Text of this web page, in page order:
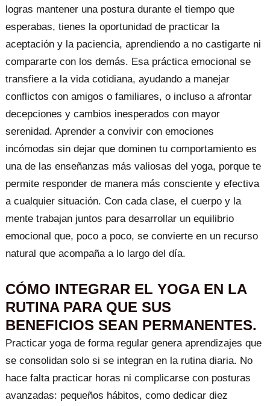
logras mantener una postura durante el tiempo que
esperabas, tienes la oportunidad de practicar la
aceptación y la paciencia, aprendiendo a no castigarte ni
compararte con los demás. Esa práctica emocional se
transfiere a la vida cotidiana, ayudando a manejar
conflictos con amigos o familiares, o incluso a afrontar
decepciones y cambios inesperados con mayor
serenidad. Aprender a convivir con emociones
incómodas sin dejar que dominen tu comportamiento es
una de las enseñanzas más valiosas del yoga, porque te
permite responder de manera más consciente y efectiva
a cualquier situación. Con cada clase, el cuerpo y la
mente trabajan juntos para desarrollar un equilibrio
emocional que, poco a poco, se convierte en un recurso
natural que acompaña a lo largo del día.
CÓMO INTEGRAR EL YOGA EN LA
RUTINA PARA QUE SUS
BENEFICIOS SEAN PERMANENTES.
Practicar yoga de forma regular genera aprendizajes que
se consolidan solo si se integran en la rutina diaria. No
hace falta practicar horas ni complicarse con posturas
avanzadas: pequeños hábitos, como dedicar diez